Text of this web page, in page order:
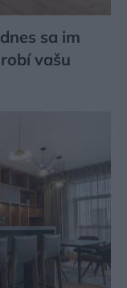
sa im
vašu